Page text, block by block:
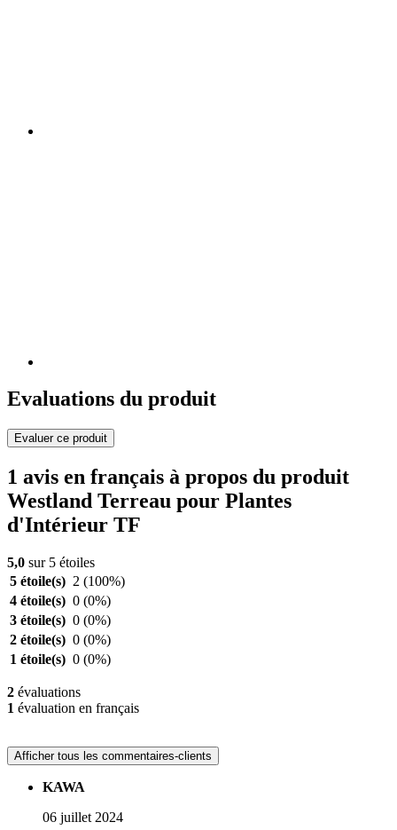
Evaluations du produit
Evaluer ce produit
1 avis en français à propos du produit
Westland Terreau pour Plantes
d'Intérieur TF
5,0 sur 5 étoiles
5 étoile(s) 2 (100%)
4 étoile(s) 0 (0%)
3 étoile(s) 0 (0%)
2 étoile(s) 0 (0%)
1 étoile(s) 0 (0%)
2 évaluations
1 évaluation en français
Afficher tous les commentaires-clients
KAWA
06 juillet 2024